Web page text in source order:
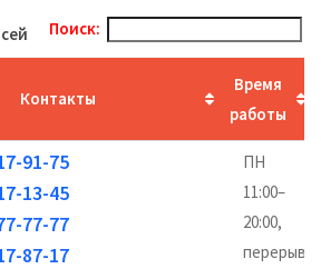
Поиск:
Контакты
Время
работы
91-75
13-45
77-77
87-17
ПН
11:00–
20:00,
перерыв